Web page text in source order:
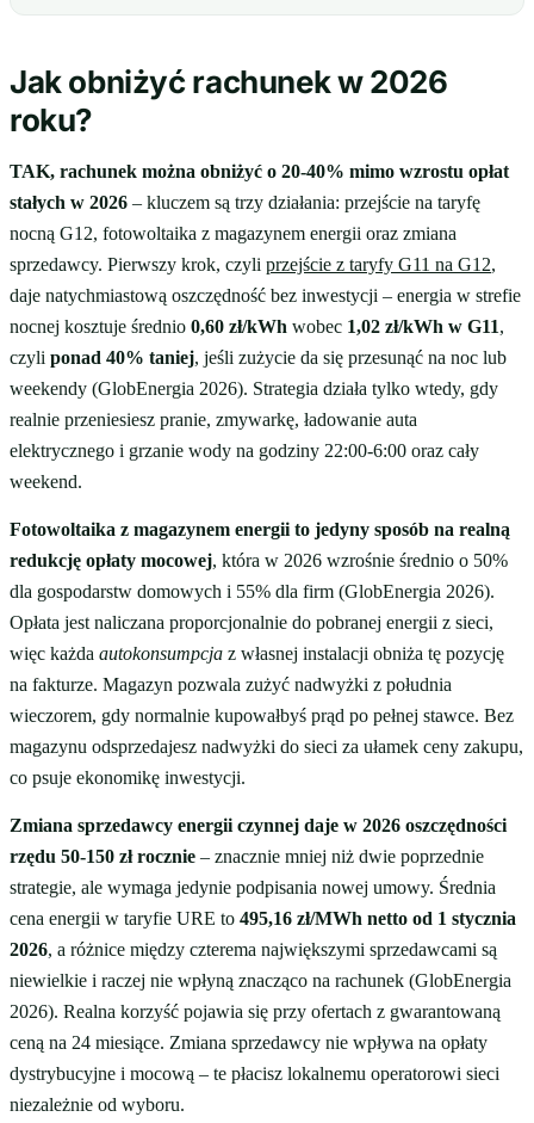
Jak obniżyć rachunek w 2026
roku?
TAK, rachunek można obniżyć o 20-40% mimo wzrostu opłat
stałych w 2026 – kluczem są trzy działania: przejście na taryfę
nocną G12, fotowoltaika z magazynem energii oraz zmiana
sprzedawcy. Pierwszy krok, czyli przejście z taryfy G11 na G12,
daje natychmiastową oszczędność bez inwestycji – energia w strefie
nocnej kosztuje średnio 0,60 zł/kWh wobec 1,02 zł/kWh w G11,
czyli ponad 40% taniej, jeśli zużycie da się przesunąć na noc lub
weekendy (GlobEnergia 2026). Strategia działa tylko wtedy, gdy
realnie przeniesiesz pranie, zmywarkę, ładowanie auta
elektrycznego i grzanie wody na godziny 22:00-6:00 oraz cały
weekend.
Fotowoltaika z magazynem energii to jedyny sposób na realną
redukcję opłaty mocowej, która w 2026 wzrośnie średnio o 50%
dla gospodarstw domowych i 55% dla firm (GlobEnergia 2026).
Opłata jest naliczana proporcjonalnie do pobranej energii z sieci,
więc każda autokonsumpcja z własnej instalacji obniża tę pozycję
na fakturze. Magazyn pozwala zużyć nadwyżki z południa
wieczorem, gdy normalnie kupowałbyś prąd po pełnej stawce. Bez
magazynu odsprzedajesz nadwyżki do sieci za ułamek ceny zakupu,
co psuje ekonomikę inwestycji.
Zmiana sprzedawcy energii czynnej daje w 2026 oszczędności
rzędu 50-150 zł rocznie – znacznie mniej niż dwie poprzednie
strategie, ale wymaga jedynie podpisania nowej umowy. Średnia
cena energii w taryfie URE to 495,16 zł/MWh netto od 1 stycznia
2026, a różnice między czterema największymi sprzedawcami są
niewielkie i raczej nie wpłyną znacząco na rachunek (GlobEnergia
2026). Realna korzyść pojawia się przy ofertach z gwarantowaną
ceną na 24 miesiące. Zmiana sprzedawcy nie wpływa na opłaty
dystrybucyjne i mocową – te płacisz lokalnemu operatorowi sieci
niezależnie od wyboru.